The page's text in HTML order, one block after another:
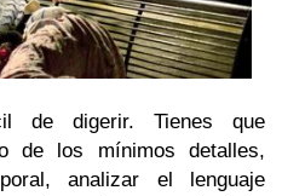
de digerir. Tienes que
de los mínimos detalles,
analizar el lenguaje